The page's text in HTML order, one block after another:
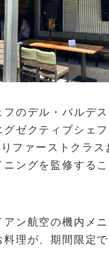
フのデル・バルデ
ゼクティブシェフ
ファーストクラス
ニングを監修する
アン航空の機内メ
理が、期間限定で